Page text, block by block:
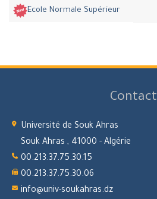
Ecole Normale Supérieur
Contact
Université de Souk Ahras
Souk Ahras , 41000 - Algérie
00.213.37.75.30.15
00.213.37.75.30.06
info@univ-soukahras.dz